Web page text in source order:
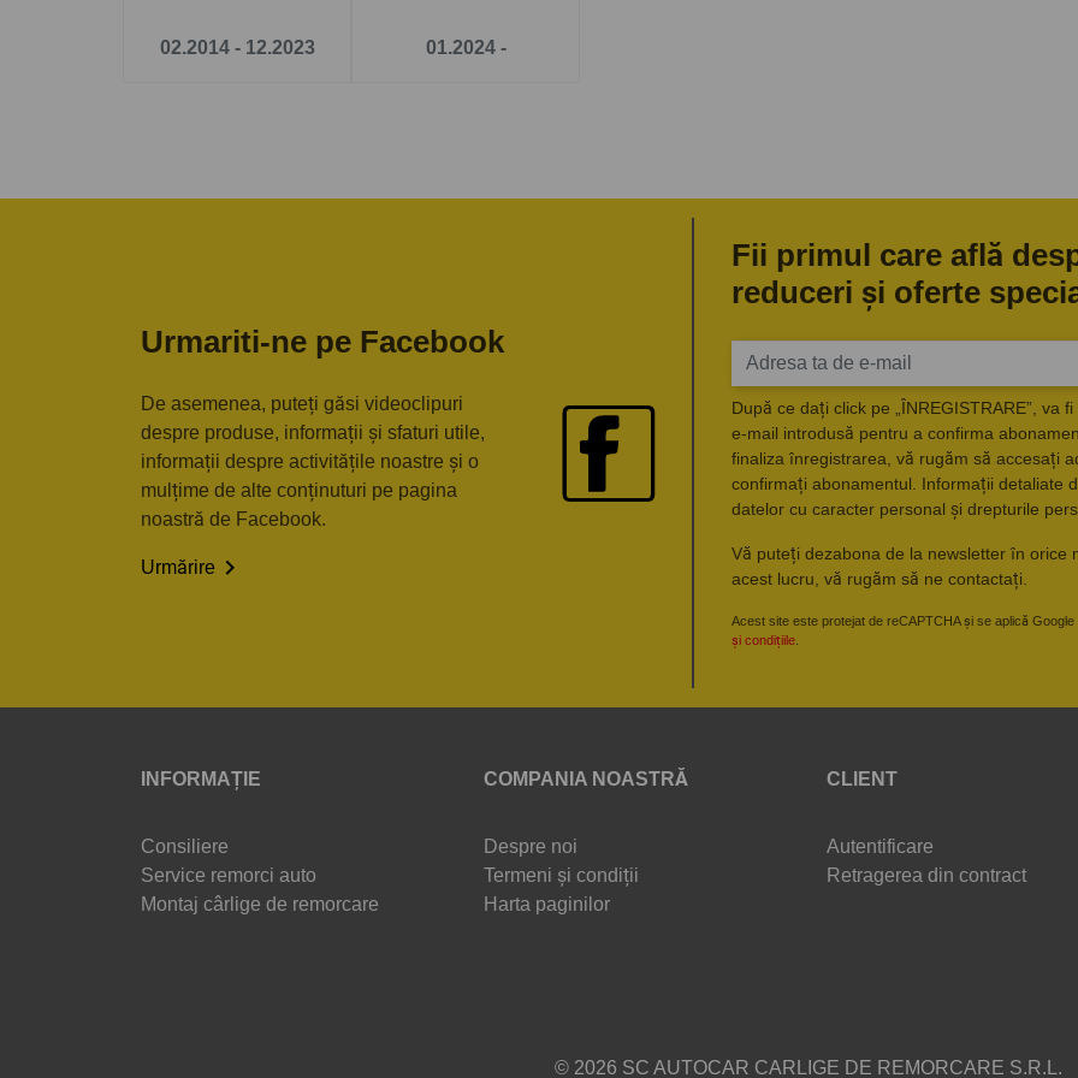
02.2014 - 12.2023 01.2024 -
Urmariti-ne pe Facebook
De asemenea, puteți găsi videoclipuri
despre produse, informații și sfaturi utile,
informații despre activitățile noastre și o
mulțime de alte conținuturi pe pagina
noastră de Facebook.
Urmărire 
Fii primul care află
reduceri și oferte
După ce dați click pe „ÎNREGISTRARE”, va
e-mail introdusă pentru a confirma
finaliza înregistrarea, vă rugăm să accesați
confirmați abonamentul. Informații detaliate
datelor cu caracter personal și drepturile
Vă puteți dezabona de la newsletter în orice
acest lucru, vă rugăm să ne contactați.
Acest site este protejat de reCAPTCHA și se aplică Google
și condițiile
INFORMAȚIE
Consiliere
Service remorci auto
Montaj cârlige de remorcare
COMPANIA NOASTRĂ
Despre noi
Termeni și condiții
Harta paginilor
CLIENT
Autentificare
Retragerea din contract
© 2026 SC AUTOCAR CARLIGE DE REMORCARE S.R.L.